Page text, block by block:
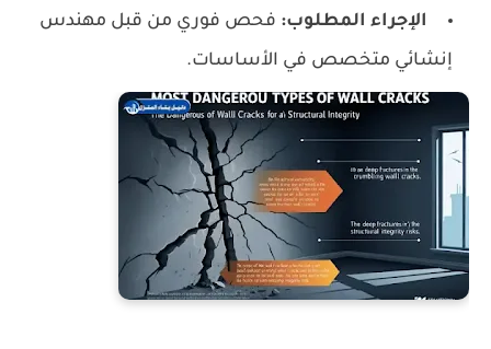
الإجراء المطلوب: فحص فوري من قبل مهندس
إنشائي متخصص في الأساسات.